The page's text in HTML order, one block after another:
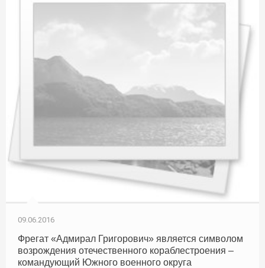
09.06.2016
Фрегат «Адмирал Григорович» является символом
возрождения отечественного кораблестроения –
командующий Южного военного округа